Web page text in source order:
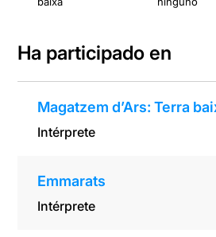
Ha participado en
Magatzem d’Ars: Terra
Intérprete
Emmarats
Intérprete